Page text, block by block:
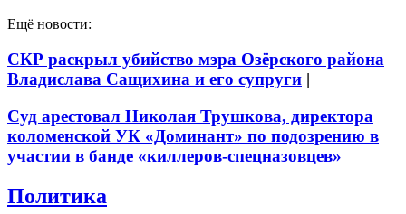
Ещё новости:
СКР раскрыл убийство мэра Озёрского района
Владислава Сащихина и его супруги |
Суд арестовал Николая Трушкова, директора
коломенской УК «Доминант» по подозрению в
участии в банде «киллеров-спецназовцев»
Политика